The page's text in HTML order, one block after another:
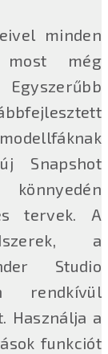
minden
most még
Snapshot
tervek. A
a
Studio
rendkívül
Használja a
funkciót